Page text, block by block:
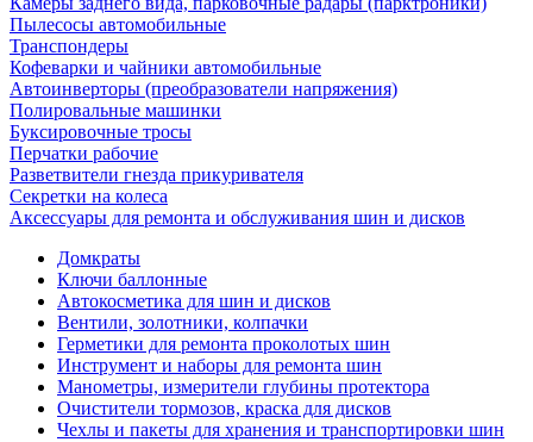
Пылесосы автомобильные
Транспондеры
Кофеварки и чайники автомобильные
Автоинверторы (преобразователи напряжения)
Полировальные машинки
Буксировочные тросы
Перчатки рабочие
Разветвители гнезда прикуривателя
Секретки на колеса
Аксессуары для ремонта и обслуживания ‎шин и дисков
Домкраты
Ключи баллонные
Автокосметика для шин и дисков
Вентили, золотники, колпачки
Герметики для ремонта проколотых шин
Инструмент и наборы для ремонта шин
Манометры, измерители глубины протектора
Очистители тормозов, краска для дисков
Чехлы и пакеты для хранения и транспортировки шин